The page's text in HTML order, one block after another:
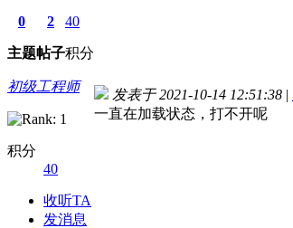
0
主题
2
帖子
40
积分
初级工程师
积分
40
收听TA
发消息
发表于 2021-10-14 12:51:38 |
一直在加载状态，打不开呢